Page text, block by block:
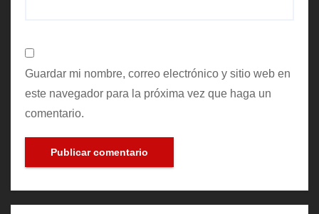
Guardar mi nombre, correo electrónico y sitio web en
este navegador para la próxima vez que haga un
comentario.